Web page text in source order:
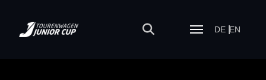
DE EN